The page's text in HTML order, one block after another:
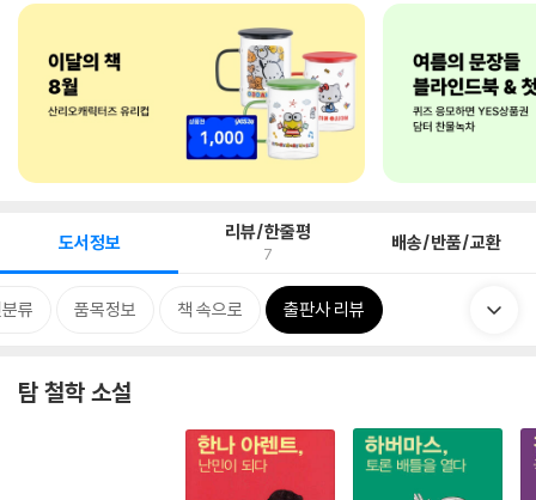
도서정보 리뷰/한줄평
7 배송/반품/교환
류 품목정보 책 속으로 출판사 리뷰
탐 철학 소설